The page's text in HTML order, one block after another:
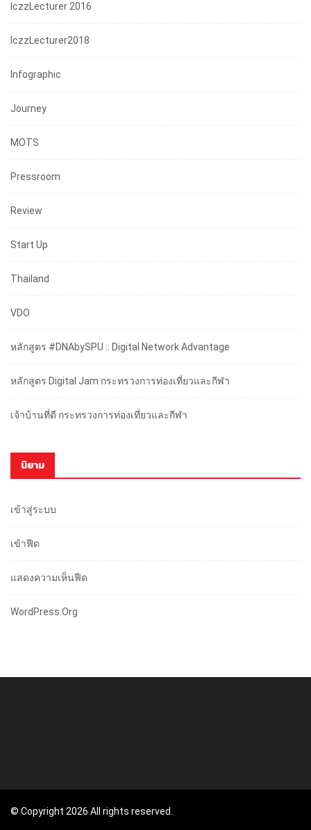
IczzLecturer 2016
IczzLecturer2018
Infographic
Journey
MOTS
Pressroom
Review
Start Up
Thailand
VDO
หลักสูตร #DNAbySPU :: Digital Network Advantage
หลักสูตร Digital Jam กระทรวงการท่องเที่ยวและกีฬา
เจ้าบ้านที่ดี กระทรวงการท่องเที่ยวและกีฬา
นิยาม
เข้าสู่ระบบ
เข้าฟีด
แสดงความเห็นฟีด
WordPress.org
© Copyright 2026 All rights reserved.